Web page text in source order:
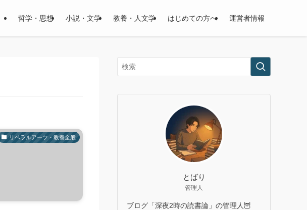
哲学・思想 小説・文学 教養・人文学 はじめての方へ 運営者情報
リベラルアーツ・教養全般
とばり
管理人
ブログ「深夜2時の読書論」の管理人🦉